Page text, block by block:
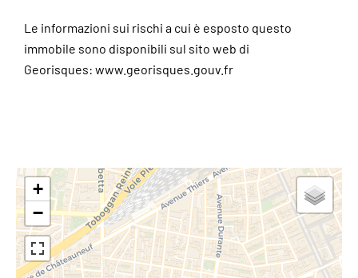
Le informazioni sui rischi a cui è esposto questo
immobile sono disponibili sul sito web di
Georisques: www.georisques.gouv.fr
+
−